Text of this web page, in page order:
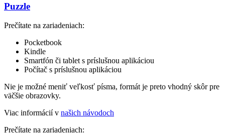
Puzzle
Prečítate na zariadeniach:
Pocketbook
Kindle
Smartfón či tablet s príslušnou aplikáciou
Počítač s príslušnou aplikáciou
Nie je možné meniť veľkosť písma, formát je preto vhodný skôr pre
väčšie obrazovky.
Viac informácií v našich návodoch
Prečítate na zariadeniach: